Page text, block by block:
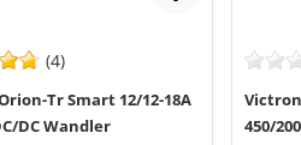
(4)
Tr Smart 12/12-18A
DC Wandler
Victron
450/